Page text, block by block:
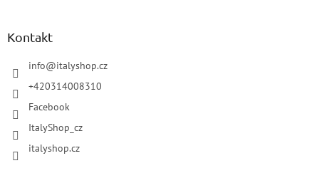
Kontakt
info@italyshop.cz
+420314008310
Facebook
ItalyShop_cz
italyshop.cz